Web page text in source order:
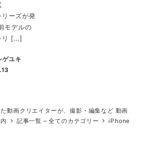
ーズが発
モデルの
リ […]
ゲユキ
動画クリエイターが、撮影・編集など 動画
記事一覧 – 全てのカテゴリー
iPhone